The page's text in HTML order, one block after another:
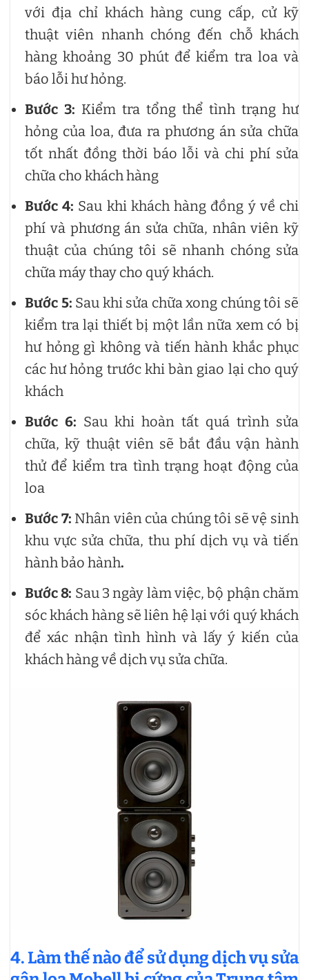
với địa chỉ khách hàng cung cấp, cử kỹ
thuật viên nhanh chóng đến chỗ khách
hàng khoảng 30 phút để kiểm tra loa và
báo lỗi hư hỏng.
Bước 3: Kiểm tra tổng thể tình trạng hư
hỏng của loa, đưa ra phương án sửa chữa
tốt nhất đồng thời báo lỗi và chi phí sửa
chữa cho khách hàng
Bước 4: Sau khi khách hàng đồng ý về chi
phí và phương án sửa chữa, nhân viên kỹ
thuật của chúng tôi sẽ nhanh chóng sửa
chữa máy thay cho quý khách.
Bước 5: Sau khi sửa chữa xong chúng tôi sẽ
kiểm tra lại thiết bị một lần nữa xem có bị
hư hỏng gì không và tiến hành khắc phục
các hư hỏng trước khi bàn giao lại cho quý
khách
Bước 6: Sau khi hoàn tất quá trình sửa
chữa, kỹ thuật viên sẽ bắt đầu vận hành
thử để kiểm tra tình trạng hoạt động của
loa
Bước 7: Nhân viên của chúng tôi sẽ vệ sinh
khu vực sửa chữa, thu phí dịch vụ và tiến
hành bảo hành.
Bước 8: Sau 3 ngày làm việc, bộ phận chăm
sóc khách hàng sẽ liên hệ lại với quý khách
để xác nhận tình hình và lấy ý kiến ​​của
khách hàng về dịch vụ sửa chữa.
4. Làm thế nào để sử dụng dịch vụ sửa